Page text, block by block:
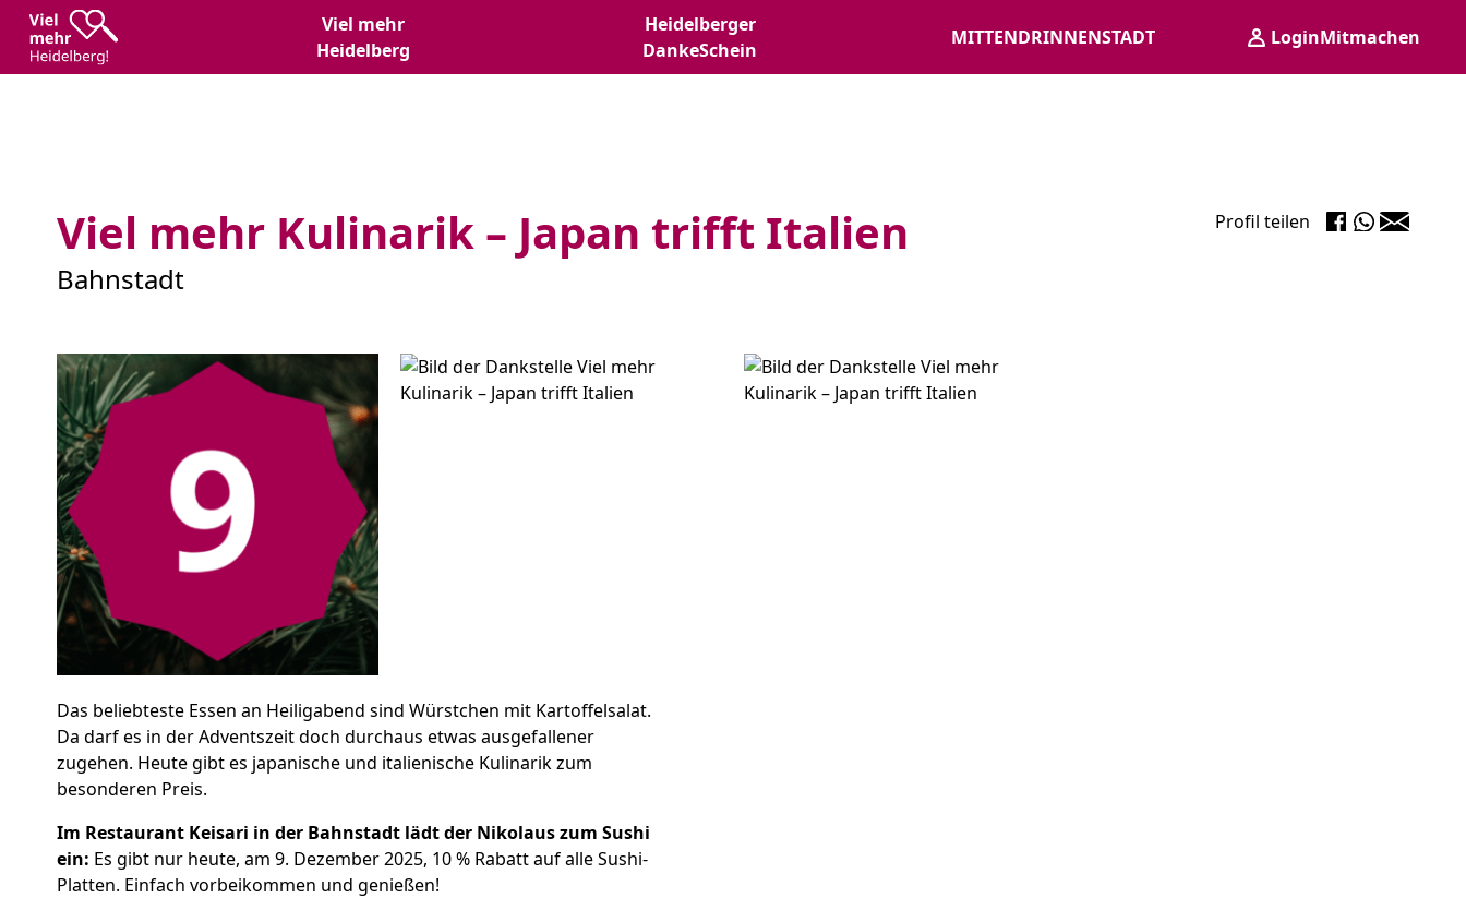
Zum
Inhalt
Zum
Hauptmenü
Viel mehr
Heidelberg
Heidelberger
DankeSchein
MITTENDRINNENSTADT LoginMitmachen
Viel mehr Kulinarik – Japan trifft Italien
Bahnstadt
Profil teilen
Das beliebteste Essen an Heiligabend sind Würstchen mit Kartoffelsalat.
Da darf es in der Adventszeit doch durchaus etwas ausgefallener
zugehen. Heute gibt es japanische und italienische Kulinarik zum
besonderen Preis.
Im Restaurant Keisari in der Bahnstadt lädt der Nikolaus zum Sushi
ein: Es gibt nur heute, am 9. Dezember 2025, 10 % Rabatt auf alle Sushi-
Platten. Einfach vorbeikommen und genießen!